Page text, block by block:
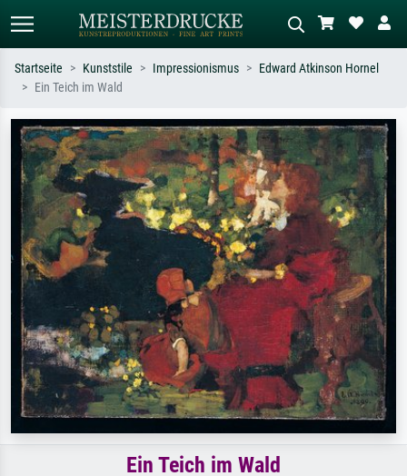
Suchen Sie nach Künstlern, Werktiteln
oder Stilen – z.B. Monet,
Sternennacht, Impressionismus, Welle
Hokusai, Akt.
Beschreiben Sie die Szene – z.B. Grüne
Wiese, Abstrakt mit viel Rot, Dunkles
Ölgemälde, Stehender Akt neben einem
Baum.
Startseite Kunststile Impressionismus
Edward Atkinson Hornel
Ein Teich im Wald
Ein Teich im Wald